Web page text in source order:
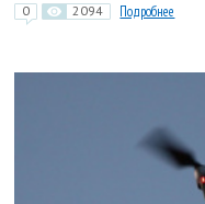
0 2094 Подробнее